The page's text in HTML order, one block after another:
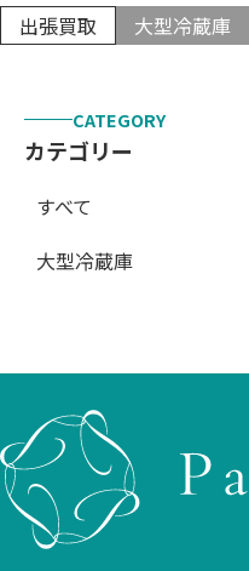
出張買取 大型冷蔵庫
CATEGORY
カテゴリー
すべて
大型冷蔵庫